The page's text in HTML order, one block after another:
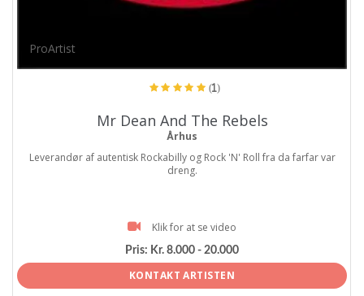
ProArtist
(1)
Mr Dean And The Rebels
Århus
Leverandør af autentisk Rockabilly og Rock 'N' Roll fra da farfar var
dreng.
Klik for at se video
Pris: Kr. 8.000 - 20.000
KONTAKT ARTISTEN